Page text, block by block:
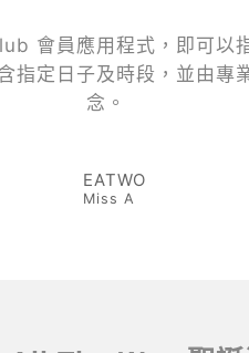
會員應用程式，即可以
指定日子及時段，並由專
念。
EATWO
Miss A